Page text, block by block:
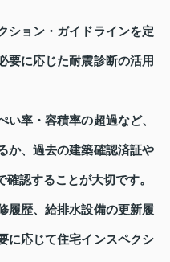
ション・ガイドラインを定
要に応じた耐震診断の活用
率・容積率の超過など、
か、過去の建築確認済証や
認することが大切です。
履歴、給排水設備の更新履
に応じて住宅インスペクシ